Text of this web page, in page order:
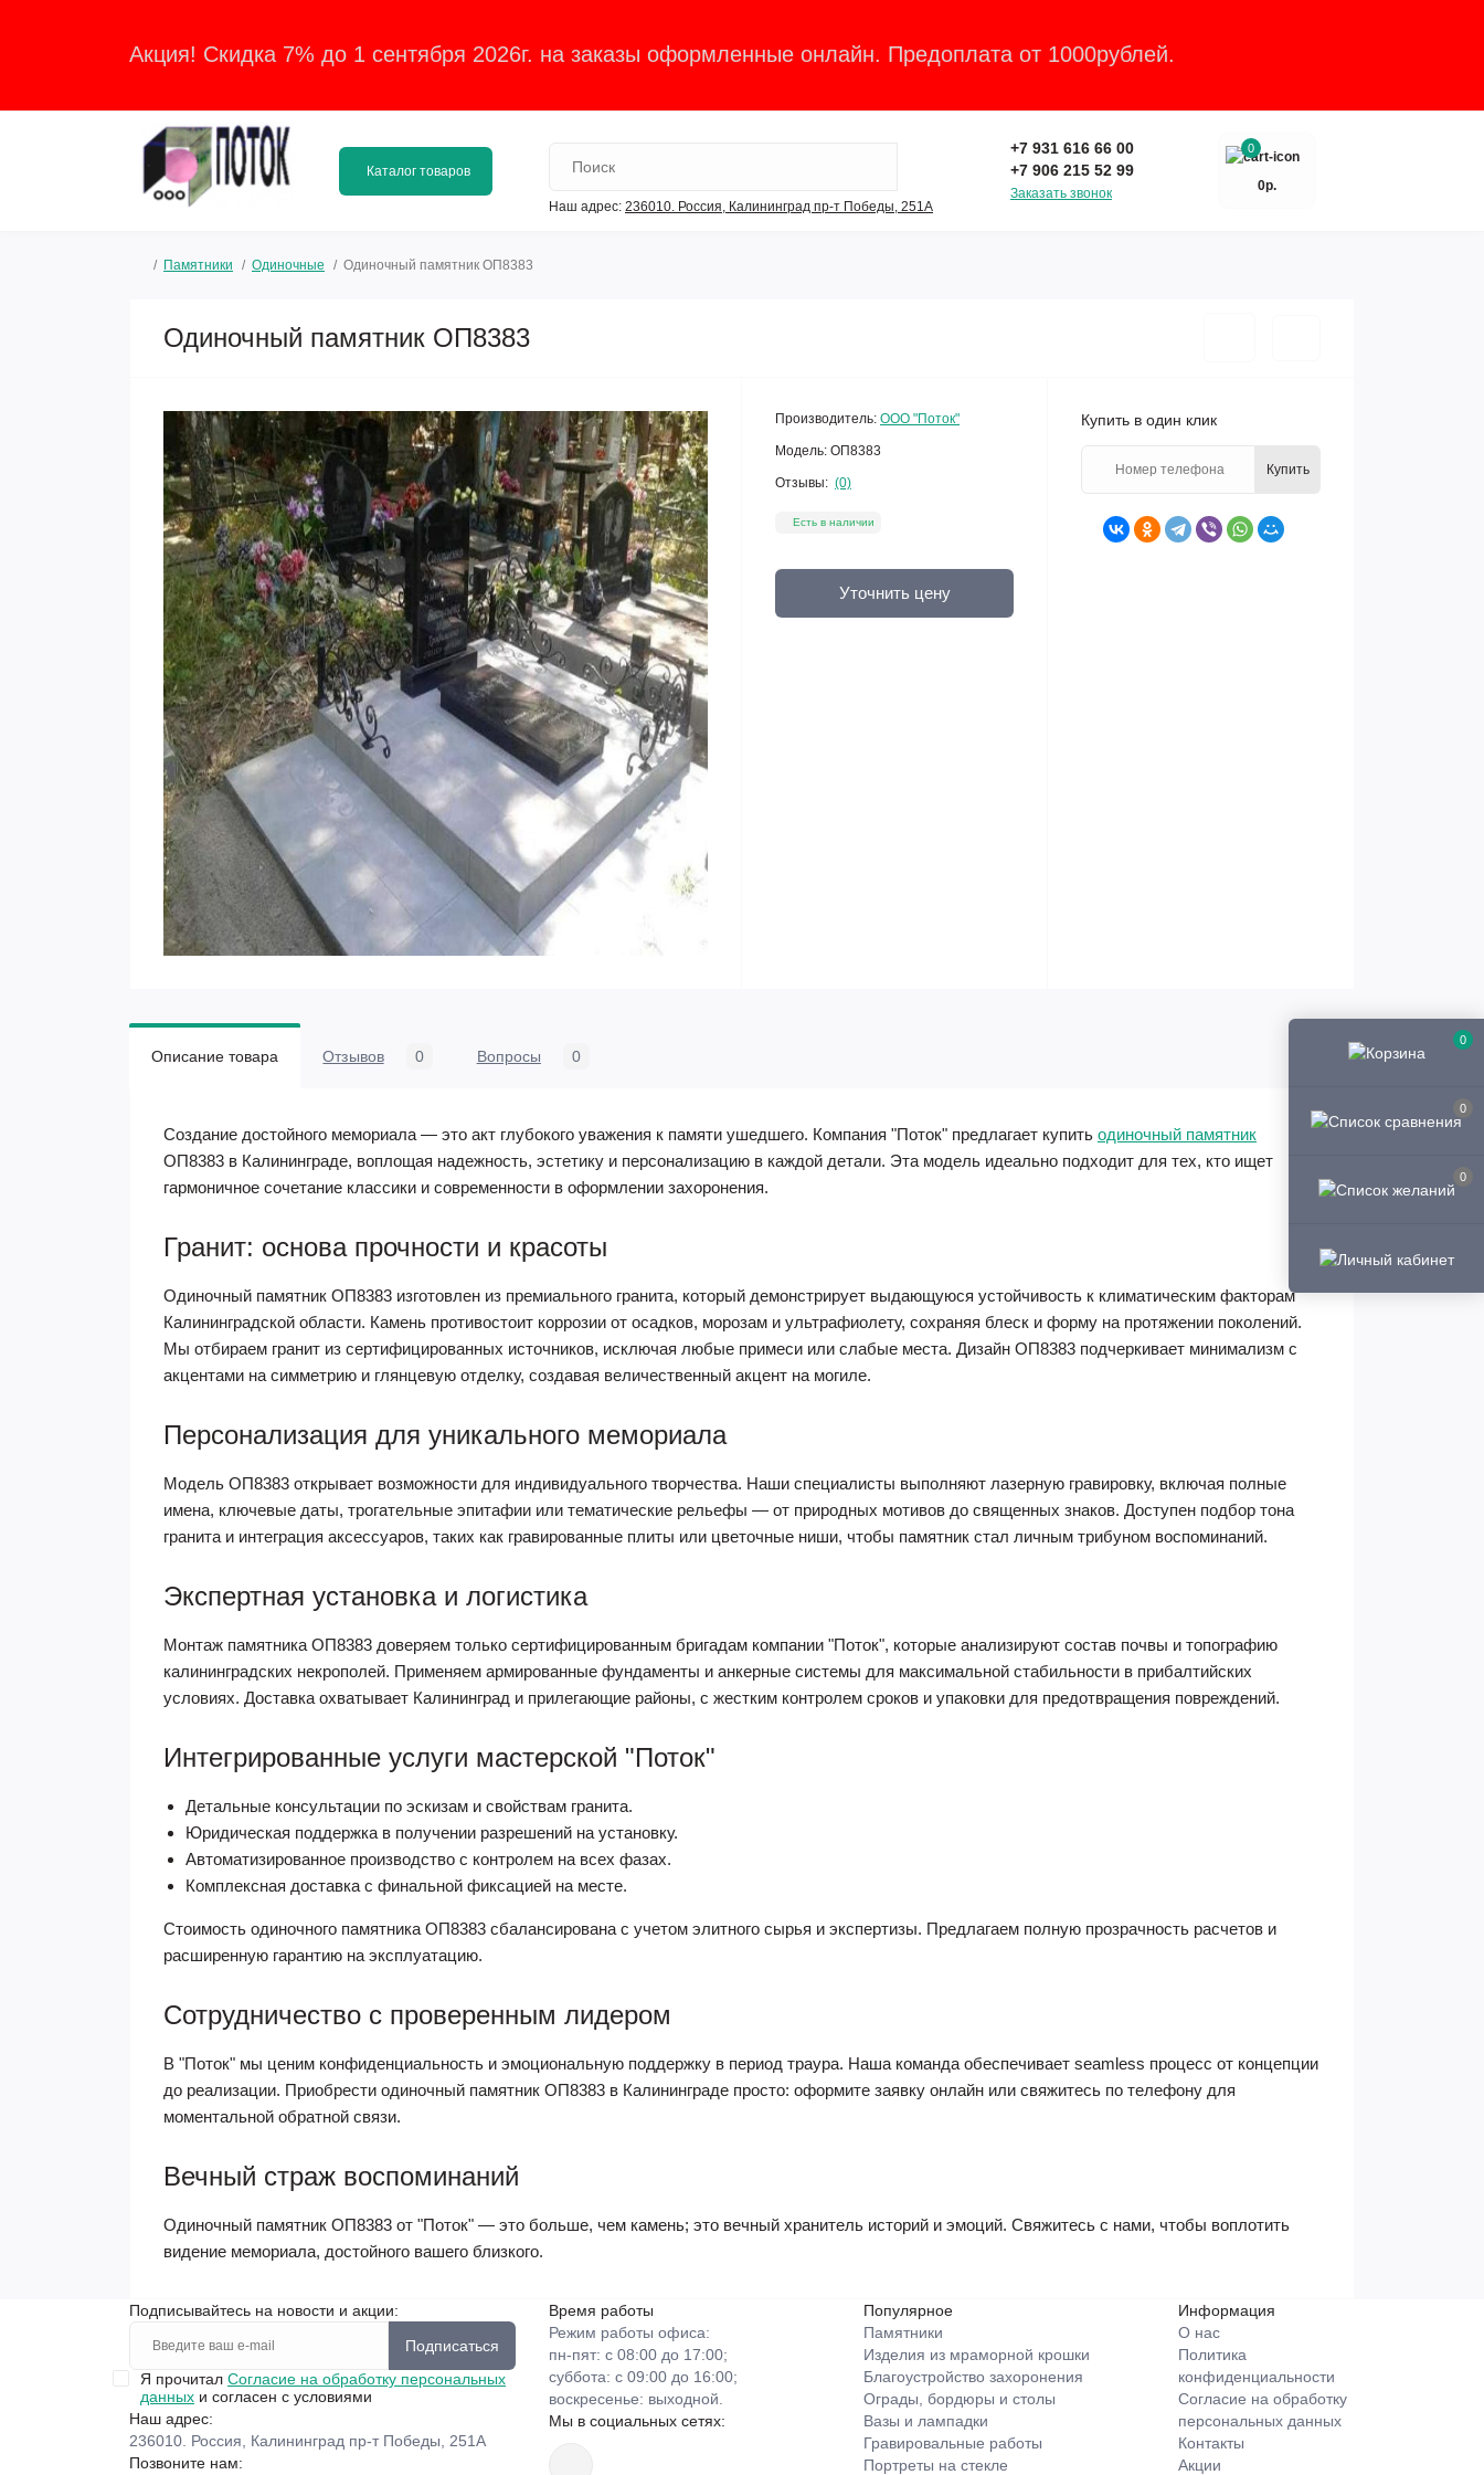
0
0
0
Акция! Скидка 7% до 1 сентября 2026г. на заказы оформленные онлайн. Предоплата от 1000рублей.
Каталог товаров
Наш адрес: 236010. Россия, Калининград пр-т Победы, 251А
+7 931 616 66 00
+7 906 215 52 99
Заказать звонок
0
0р.
Памятники Одиночные Одиночный памятник ОП8383
Одиночный памятник ОП8383
Производитель: ООО "Поток"
Модель: ОП8383
Отзывы: (0)
Есть в наличии
Уточнить цену
Купить в один клик
Купить
Описание товара Отзывов 0 Вопросы 0
Создание достойного мемориала — это акт глубокого уважения к памяти ушедшего. Компания "Поток" предлагает купить одиночный памятник
ОП8383 в Калининграде, воплощая надежность, эстетику и персонализацию в каждой детали. Эта модель идеально подходит для тех, кто ищет
гармоничное сочетание классики и современности в оформлении захоронения.
Гранит: основа прочности и красоты
Одиночный памятник ОП8383 изготовлен из премиального гранита, который демонстрирует выдающуюся устойчивость к климатическим факторам
Калининградской области. Камень противостоит коррозии от осадков, морозам и ультрафиолету, сохраняя блеск и форму на протяжении поколений.
Мы отбираем гранит из сертифицированных источников, исключая любые примеси или слабые места. Дизайн ОП8383 подчеркивает минимализм с
акцентами на симметрию и глянцевую отделку, создавая величественный акцент на могиле.
Персонализация для уникального мемориала
Модель ОП8383 открывает возможности для индивидуального творчества. Наши специалисты выполняют лазерную гравировку, включая полные
имена, ключевые даты, трогательные эпитафии или тематические рельефы — от природных мотивов до священных знаков. Доступен подбор тона
гранита и интеграция аксессуаров, таких как гравированные плиты или цветочные ниши, чтобы памятник стал личным трибуном воспоминаний.
Экспертная установка и логистика
Монтаж памятника ОП8383 доверяем только сертифицированным бригадам компании "Поток", которые анализируют состав почвы и топографию
калининградских некрополей. Применяем армированные фундаменты и анкерные системы для максимальной стабильности в прибалтийских
условиях. Доставка охватывает Калининград и прилегающие районы, с жестким контролем сроков и упаковки для предотвращения повреждений.
Интегрированные услуги мастерской "Поток"
Детальные консультации по эскизам и свойствам гранита.
Юридическая поддержка в получении разрешений на установку.
Автоматизированное производство с контролем на всех фазах.
Комплексная доставка с финальной фиксацией на месте.
Стоимость одиночного памятника ОП8383 сбалансирована с учетом элитного сырья и экспертизы. Предлагаем полную прозрачность расчетов и
расширенную гарантию на эксплуатацию.
Сотрудничество с проверенным лидером
В "Поток" мы ценим конфиденциальность и эмоциональную поддержку в период траура. Наша команда обеспечивает seamless процесс от концепции
до реализации. Приобрести одиночный памятник ОП8383 в Калининграде просто: оформите заявку онлайн или свяжитесь по телефону для
моментальной обратной связи.
Вечный страж воспоминаний
Одиночный памятник ОП8383 от "Поток" — это больше, чем камень; это вечный хранитель историй и эмоций. Свяжитесь с нами, чтобы воплотить
видение мемориала, достойного вашего близкого.
Подписывайтесь на новости и акции:
Подписаться
Я прочитал Согласие на обработку персональных
данных и согласен с условиями
Наш адрес:
236010. Россия, Калининград пр-т Победы, 251А
Позвоните нам:
Время работы
Режим работы офиса:
пн-пят: с 08:00 до 17:00;
суббота: с 09:00 до 16:00;
воскресенье: выходной.
Мы в социальных сетях:
Популярное
Памятники
Изделия из мраморной крошки
Благоустройство захоронения
Ограды, бордюры и столы
Вазы и лампадки
Гравировальные работы
Портреты на стекле
Информация
О нас
Политика
конфиденциальности
Согласие на обработку
персональных данных
Контакты
Акции